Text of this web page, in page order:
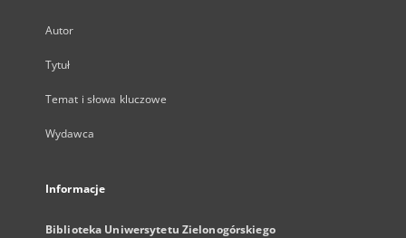
Autor
Tytuł
Temat i słowa kluczowe
Wydawca
Informacje
Biblioteka Uniwersytetu Zielonogórskiego